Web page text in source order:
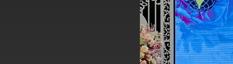
President Lai meets US delegation
MOFA, MODA team up to promote
EY details tariff negotiations with U.S.